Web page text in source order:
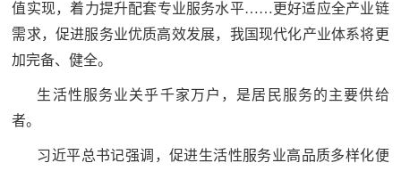
范
役
值实现，着力提升配套专业服务水平……更好适应全产业链
需求，促进服务业优质高效发展，我国现代化产业体系将更
加完备、健全。
生活性服务业关乎千家万户，是居民服务的主要供给
者。
习近平总书记强调，促进生活性服务业高品质多样化便